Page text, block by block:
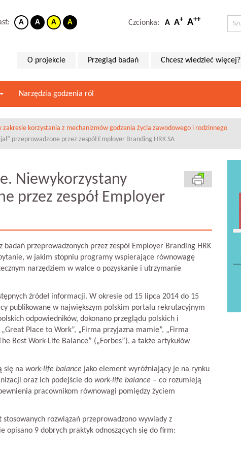
A A A A Czcionka: A A+ A++
O projekcie Przegląd badań Chcesz wiedzieć więcej?
Narzędzia godzenia ról
zakresie korzystania z mechanizmów godzenia życia zawodowego i rodzinnego
przeprowadzone przez zespół Employer Branding HRK SA
Niewykorzystany
przez zespół Employer
przeprowadzonych przez zespół Employer Branding HRK
w jakim stopniu programy wspierające równowagę
narzędziem w walce o pozyskanie i utrzymanie
źródeł informacji. W okresie od 15 lipca 2014 do 15
publikowane w największym polskim portalu rekrutacyjnym
odpowiedników, dokonano przeglądu polskich i
Place to Work”, „Firma przyjazna mamie”, „Firma
Best Work-Life Balance” („Forbes”), a także artykułów
się na work-life balance jako element wyróżniający je na rynku
oraz ich podejście do work-life balance – co rozumieją
pracownikom równowagi pomiędzy życiem
rozwiązań przeprowadzono wywiady z
9 dobrych praktyk odnoszących się do firm: